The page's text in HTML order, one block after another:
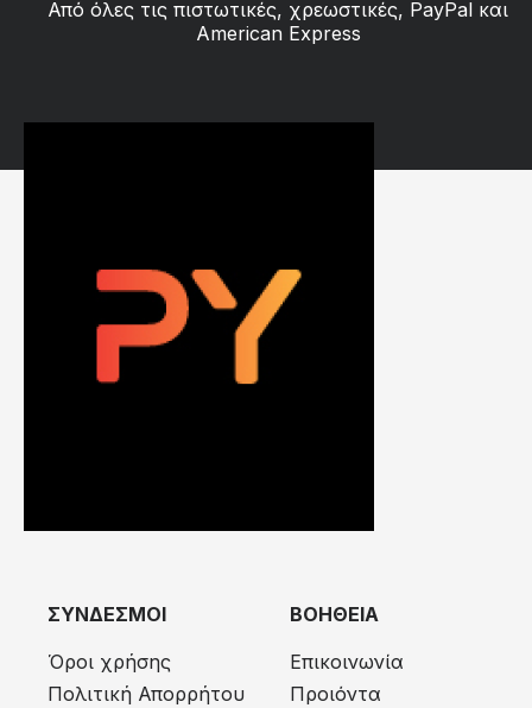
Από όλες τις πιστωτικές, χρεωστικές, PayPal και
American Express
ΣΥΝΔΕΣΜΟΙ
Όροι χρήσης
Πολιτική Απορρήτου
ΒΟΗΘΕΙΑ
Επικοινωνία
Προιόντα